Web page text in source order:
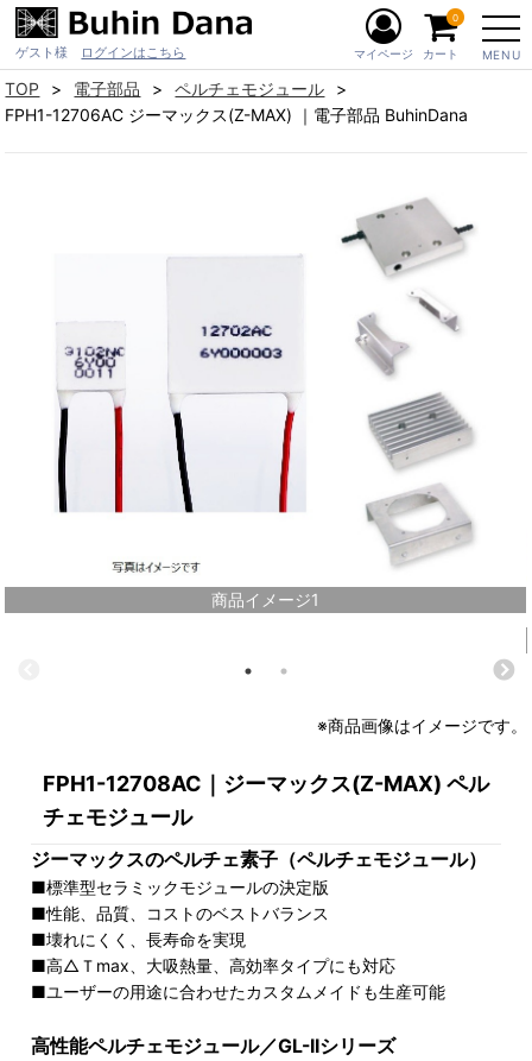
ゲスト様 ログインはこちら MENU
マイページ カート
0
TOP 電子部品
ペルチェモジュール
FPH1-12706AC ジーマックス(Z-MAX) ｜電子部品 BuhinDana
商品イメージ1
※商品画像はイメージです。
FPH1-12708AC｜ジーマックス(Z-MAX) ペル
チェモジュール
ジーマックスのペルチェ素子（ペルチェモジュール）
■標準型セラミックモジュールの決定版
■性能、品質、コストのベストバランス
■壊れにくく、長寿命を実現
■高△Ｔmax、大吸熱量、高効率タイプにも対応
■ユーザーの用途に合わせたカスタムメイドも生産可能
高性能ペルチェモジュール／GL-IIシリーズ